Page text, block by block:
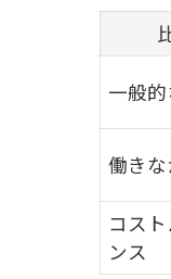
一般
働き
コス
ンス